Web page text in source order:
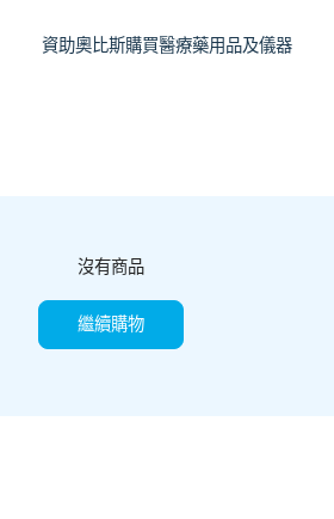
資助奧比斯購買醫療藥用品及儀器
沒有商品
繼續購物